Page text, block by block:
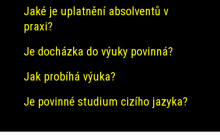
Jaké je uplatnění absolventů v
praxi?
Je docházka do výuky povinná?
Jak probíhá výuka?
Je povinné studium cizího jazyka?